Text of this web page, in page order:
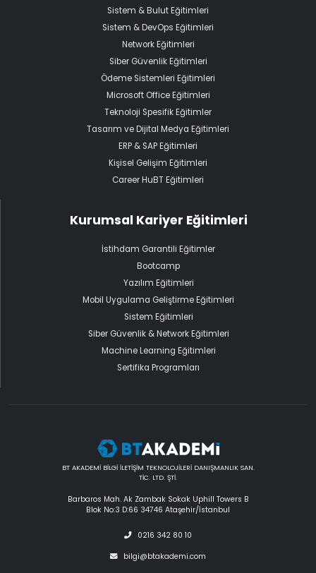
Sistem & Bulut Eğitimleri
Sistem & DevOps Eğitimleri
Network Eğitimleri
Siber Güvenlik Eğitimleri
Ödeme Sistemleri Eğitimleri
Microsoft Office Eğitimleri
Teknoloji Spesifik Eğitimler
Tasarım ve Dijital Medya Eğitimleri
ERP & SAP Eğitimleri
Kişisel Gelişim Eğitimleri
Career HuBT Eğitimleri
Kurumsal Kariyer Eğitimleri
İstihdam Garantili Eğitimler
Bootcamp
Yazılım Eğitimleri
Mobil Uygulama Geliştirme Eğitimleri
Sistem Eğitimleri
Siber Güvenlik & Network Eğitimleri
Machine Learning Eğitimleri
Sertifika Programları
BT AKADEMİ BİLGİ İLETİŞİM TEKNOLOJİLERİ DANIŞMANLIK SAN.
TİC. LTD. ŞTİ.
Barbaros Mah. Ak Zambak Sokak Uphill Towers B
Blok No:3 D:66 34746 Ataşehir/İstanbul
0216 342 80 10
bilgi@btakademi.com